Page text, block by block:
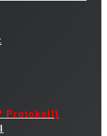
Protokoll)